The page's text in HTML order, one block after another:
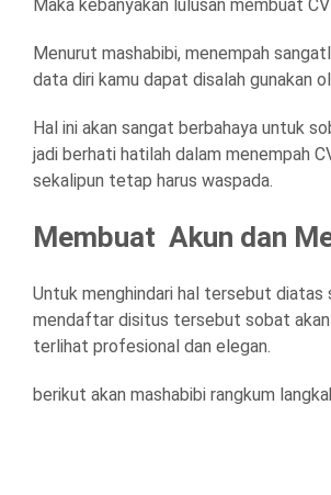
Maka kebanyakan lulusan membuat
Menurut mashabibi, menempah
data diri kamu dapat disalah gunakan
Hal ini akan sangat berbahaya untuk
jadi berhati hatilah dalam menempah
sekalipun tetap harus waspada.
Membuat Akun dan
Untuk menghindari hal tersebut
mendaftar disitus tersebut sobat akan
terlihat profesional dan elegan.
berikut akan mashabibi rangkum